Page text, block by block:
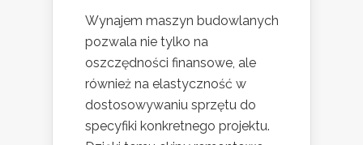
Wynajem maszyn budowlanych
pozwala nie tylko na
oszczędności finansowe, ale
również na elastyczność w
dostosowywaniu sprzętu do
specyfiki konkretnego projektu.